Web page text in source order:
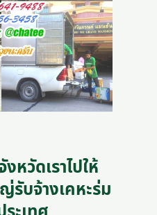
หวัดเราไปให้
รับจ้างเคหะร่ม